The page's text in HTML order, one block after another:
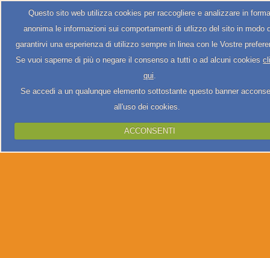
Questo sito web utilizza cookies per raccogliere e analizzare in
anonima le informazioni sui comportamenti di utlizzo del sito in modo
garantirvi una esperienza di utilizzo sempre in linea con le Vostre
Se vuoi saperne di più o negare il consenso a tutti o ad alcuni cookies
qui.
Se accedi a un qualunque elemento sottostante questo banner
all'uso dei cookies.
ACCONSENTI